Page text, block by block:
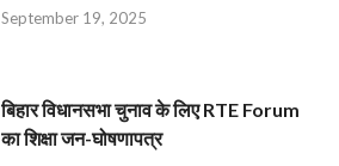
September 19, 2025
बिहार विधानसभा चुनाव के लिए RTE Forum
का शिक्षा जन-घोषणापत्र